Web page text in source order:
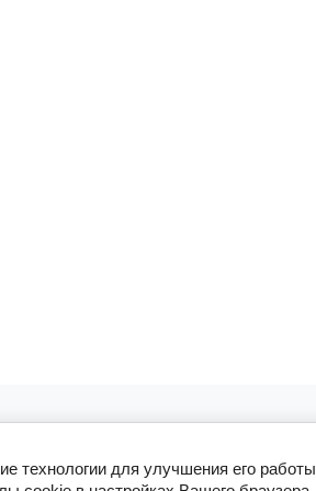
технологии для улучшения его